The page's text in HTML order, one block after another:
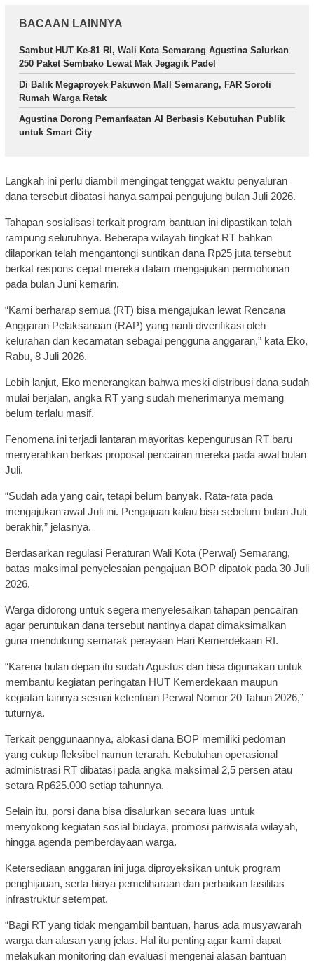
BACAAN LAINNYA
Sambut HUT Ke-81 RI, Wali Kota Semarang Agustina Salurkan
250 Paket Sembako Lewat Mak Jegagik Padel
Di Balik Megaproyek Pakuwon Mall Semarang, FAR Soroti
Rumah Warga Retak
Agustina Dorong Pemanfaatan AI Berbasis Kebutuhan Publik
untuk Smart City
Langkah ini perlu diambil mengingat tenggat waktu penyaluran
dana tersebut dibatasi hanya sampai pengujung bulan Juli 2026.
Tahapan sosialisasi terkait program bantuan ini dipastikan telah
rampung seluruhnya. Beberapa wilayah tingkat RT bahkan
dilaporkan telah mengantongi suntikan dana Rp25 juta tersebut
berkat respons cepat mereka dalam mengajukan permohonan
pada bulan Juni kemarin.
“Kami berharap semua (RT) bisa mengajukan lewat Rencana
Anggaran Pelaksanaan (RAP) yang nanti diverifikasi oleh
kelurahan dan kecamatan sebagai pengguna anggaran,” kata Eko,
Rabu, 8 Juli 2026.
Lebih lanjut, Eko menerangkan bahwa meski distribusi dana sudah
mulai berjalan, angka RT yang sudah menerimanya memang
belum terlalu masif.
Fenomena ini terjadi lantaran mayoritas kepengurusan RT baru
menyerahkan berkas proposal pencairan mereka pada awal bulan
Juli.
“Sudah ada yang cair, tetapi belum banyak. Rata-rata pada
mengajukan awal Juli ini. Pengajuan kalau bisa sebelum bulan Juli
berakhir,” jelasnya.
Berdasarkan regulasi Peraturan Wali Kota (Perwal) Semarang,
batas maksimal penyelesaian pengajuan BOP dipatok pada 30 Juli
2026.
Warga didorong untuk segera menyelesaikan tahapan pencairan
agar peruntukan dana tersebut nantinya dapat dimaksimalkan
guna mendukung semarak perayaan Hari Kemerdekaan RI.
“Karena bulan depan itu sudah Agustus dan bisa digunakan untuk
membantu kegiatan peringatan HUT Kemerdekaan maupun
kegiatan lainnya sesuai ketentuan Perwal Nomor 20 Tahun 2026,”
tuturnya.
Terkait penggunaannya, alokasi dana BOP memiliki pedoman
yang cukup fleksibel namun terarah. Kebutuhan operasional
administrasi RT dibatasi pada angka maksimal 2,5 persen atau
setara Rp625.000 setiap tahunnya.
Selain itu, porsi dana bisa disalurkan secara luas untuk
menyokong kegiatan sosial budaya, promosi pariwisata wilayah,
hingga agenda pemberdayaan warga.
Ketersediaan anggaran ini juga diproyeksikan untuk program
penghijauan, serta biaya pemeliharaan dan perbaikan fasilitas
infrastruktur setempat.
“Bagi RT yang tidak mengambil bantuan, harus ada musyawarah
warga dan alasan yang jelas. Hal itu penting agar kami dapat
melakukan monitoring dan evaluasi mengenai alasan bantuan